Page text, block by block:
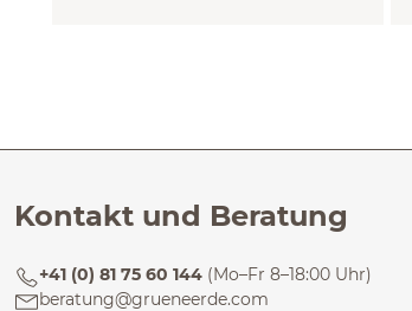
Kontakt und Beratung
+41 (0) 81 75 60 144 (Mo–Fr 8–18:00 Uhr)
beratung@grueneerde.com